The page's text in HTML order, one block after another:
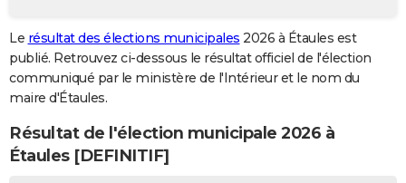
GUIDES D'ACHAT
BONS PLANS
CARTE DE VOEUX
Carte de Noël
Carte Bonne année
Carte Saint-Valentin
Carte Pâques
Carte d'anniversaire
DICTIONNAIRE
Le résultat des élections municipales 2026 à Étaules est
publié. Retrouvez ci-dessous le résultat officiel de l'élection
communiqué par le ministère de l'Intérieur et le nom du
maire d'Étaules.
Résultat de l'élection municipale 2026 à
Étaules [DEFINITIF]